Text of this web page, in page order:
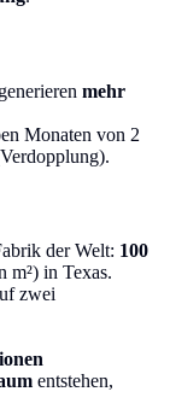
mehr
Monaten von 2
der Welt: 100
m²) in Texas.
zwei
entstehen,